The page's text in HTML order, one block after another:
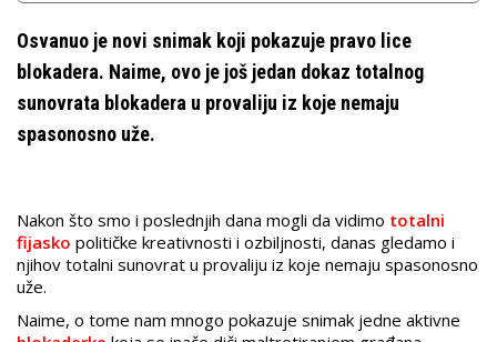
Osvanuo je novi snimak koji pokazuje pravo lice
blokadera. Naime, ovo je još jedan dokaz totalnog
sunovrata blokadera u provaliju iz koje nemaju
spasonosno uže.
Nakon što smo i poslednjih dana mogli da vidimo totalni
fijasko političke kreativnosti i ozbiljnosti, danas gledamo i
njihov totalni sunovrat u provaliju iz koje nemaju spasonosno
uže.
Naime, o tome nam mnogo pokazuje snimak jedne aktivne